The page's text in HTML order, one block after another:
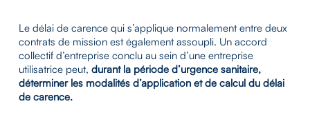
Le délai de carence qui s’applique normalement entre deux
contrats de mission est également assoupli. Un accord
collectif d’entreprise conclu au sein d’une entreprise
utilisatrice peut, durant la période d’urgence sanitaire,
déterminer les modalités d’application et de calcul du délai
de carence.